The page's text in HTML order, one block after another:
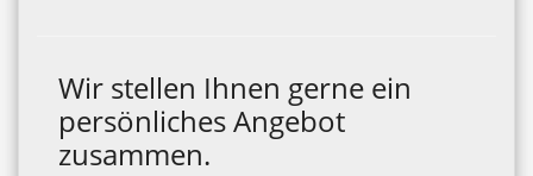
Wir stellen Ihnen gerne ein
persönliches Angebot
zusammen.